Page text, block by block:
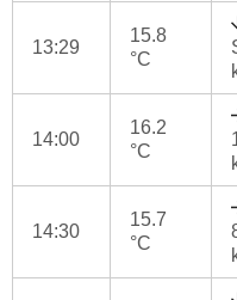
13:29
15.8
°C
14:00
16.2
°C
14:30
15.7
°C